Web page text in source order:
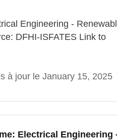
Engineering -
DFHI-ISFATES Link to
à jour le January 15, 2025
Electrical Engineering